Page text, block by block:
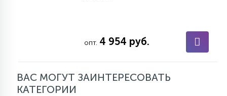
опт. 4 954 руб.
ВАС МОГУТ ЗАИНТЕРЕСОВАТЬ
КАТЕГОРИИ